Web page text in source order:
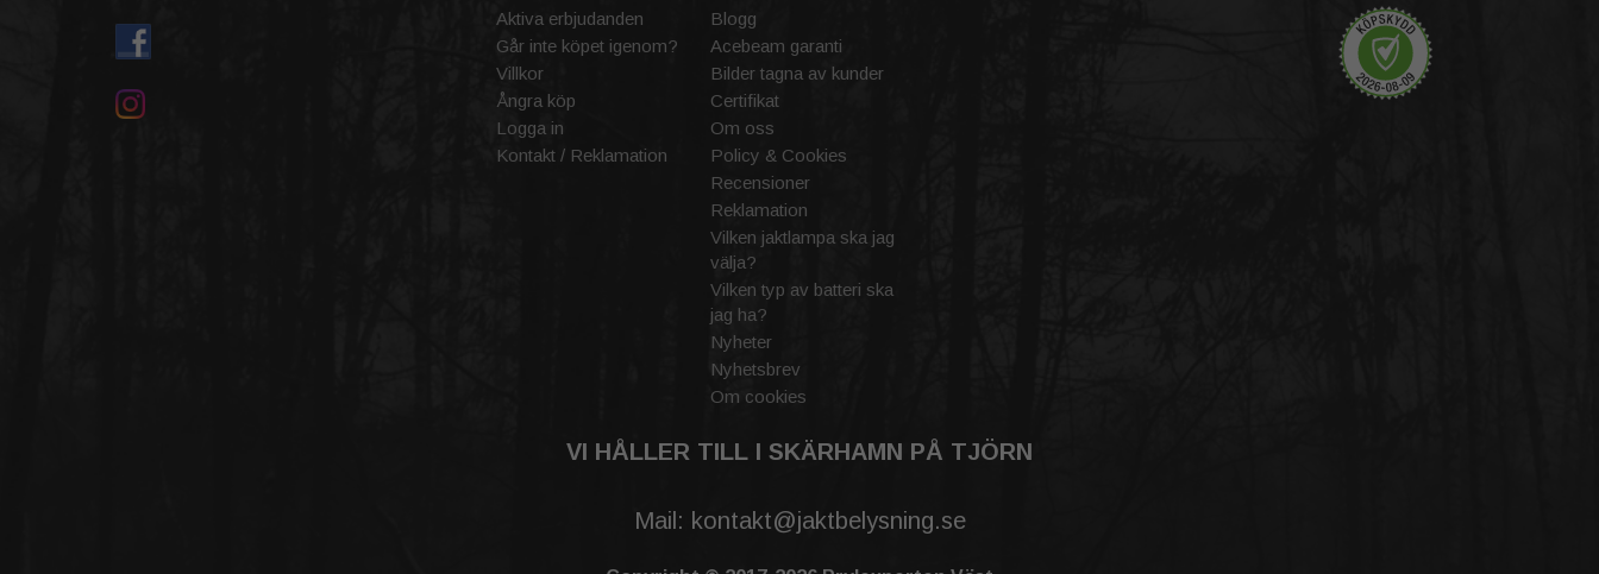
Aktiva erbjudanden
Går inte köpet igenom?
Villkor
Ångra köp
Logga in
Kontakt / Reklamation
Blogg
Acebeam garanti
Bilder tagna av kunder
Certifikat
Om oss
Policy & Cookies
Recensioner
Reklamation
Vilken jaktlampa ska jag
välja?
Vilken typ av batteri ska
jag ha?
Nyheter
Nyhetsbrev
Om cookies
VI HÅLLER TILL I SKÄRHAMN PÅ TJÖRN
Mail: kontakt@jaktbelysning.se